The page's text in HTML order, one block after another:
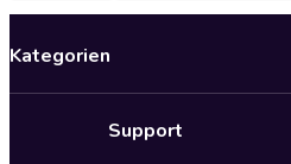
Kategorien
Support